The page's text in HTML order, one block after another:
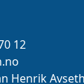
12
Henrik